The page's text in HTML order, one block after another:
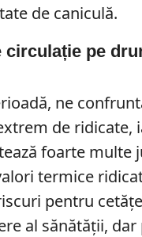
de caniculă.
circulație pe
ne
de ridicate,
foarte multe
termice
pentru
al sănătății,